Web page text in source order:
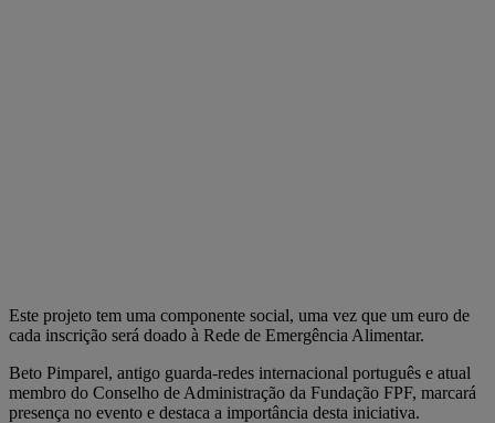
Este projeto tem uma componente social, uma vez que um euro de
cada inscrição será doado à Rede de Emergência Alimentar.
Beto Pimparel, antigo guarda-redes internacional português e atual
membro do Conselho de Administração da Fundação FPF, marcará
presença no evento e destaca a importância desta iniciativa.